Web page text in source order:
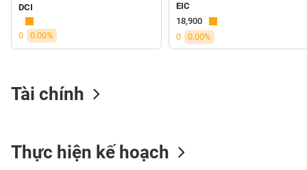
DCI
0 0.00%
EIC
18,900
0
0.00%
Tài chính
Thực hiện kế hoạch
XUẤT
DỮ
LIỆU
TIN
Ngành
(-)